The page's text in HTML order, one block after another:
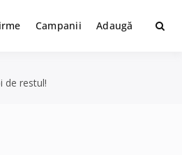
Campanii Adaugă
de restul!